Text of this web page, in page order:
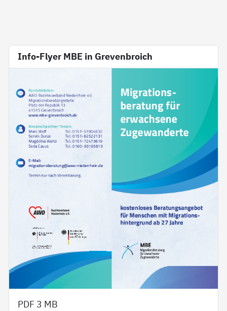
Info-Flyer MBE in Grevenbroich
PDF 3 MB